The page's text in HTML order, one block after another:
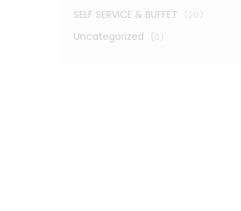
SELF SERVICE & BUFFET (20)
Uncategorized (0)